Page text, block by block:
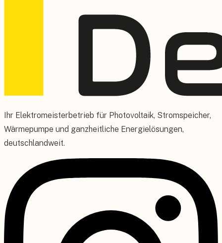
Ihr Elektromeisterbetrieb für Photovoltaik, Stromspeicher,
Wärmepumpe und ganzheitliche Energielösungen,
deutschlandweit.